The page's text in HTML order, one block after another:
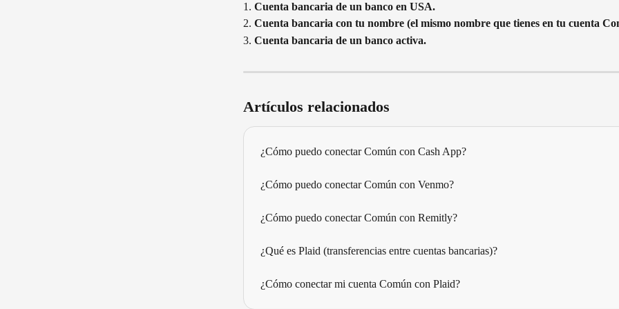
1. Cuenta bancaria de un banco en USA.
2. Cuenta bancaria con tu nombre (el mismo nombre que tienes en tu cuenta
3. Cuenta bancaria de un banco activa.
Artículos relacionados
¿Cómo puedo conectar Común con Cash App?
¿Cómo puedo conectar Común con Venmo?
¿Cómo puedo conectar Común con Remitly?
¿Qué es Plaid (transferencias entre cuentas bancarias)?
¿Cómo conectar mi cuenta Común con Plaid?